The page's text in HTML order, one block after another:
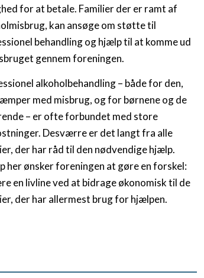
for at betale. Familier der er ramt af
kan ansøge om støtte til
behandling og hjælp til at komme ud
gennem foreningen.
alkoholbehandling – både for den,
med misbrug, og for børnene og de
– er ofte forbundet med store
Desværre er det langt fra alle
der har råd til den nødvendige hjælp.
her ønsker foreningen at gøre en forskel:
en livline ved at bidrage økonomisk til de
der har allermest brug for hjælpen.